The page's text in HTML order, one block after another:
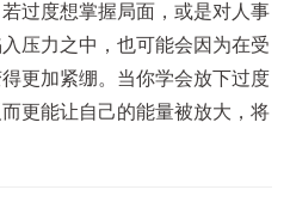
过度想掌握局面，或是对人事
压力之中，也可能会因为在受
更加紧绷。当你学会放下过度
更能让自己的能量被放大，将